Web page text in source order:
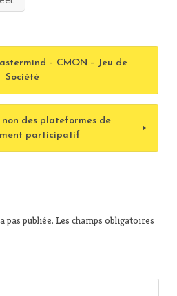
– CMON – Jeu de
Société
non des plateformes de
participatif
pas publiée. Les champs obligatoires